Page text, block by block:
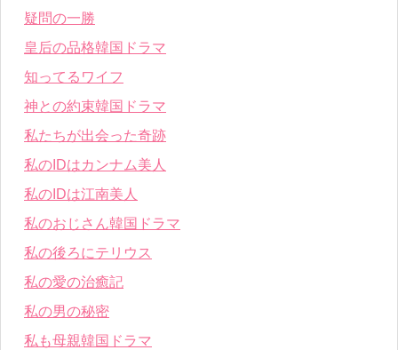
疑問の一勝
皇后の品格韓国ドラマ
知ってるワイフ
神との約束韓国ドラマ
私たちが出会った奇跡
私のIDはカンナム美人
私のIDは江南美人
私のおじさん韓国ドラマ
私の後ろにテリウス
私の愛の治癒記
私の男の秘密
私も母親韓国ドラマ